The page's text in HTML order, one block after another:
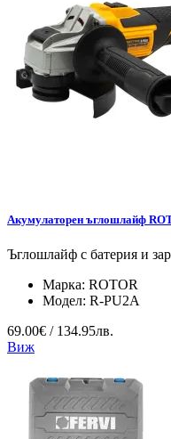
Акумулаторен ъглошлайф
Ъглошлайф с батерия и
Марка: ROTOR
Модел: R-PU2A
69.00€ / 134.95лв.
Виж